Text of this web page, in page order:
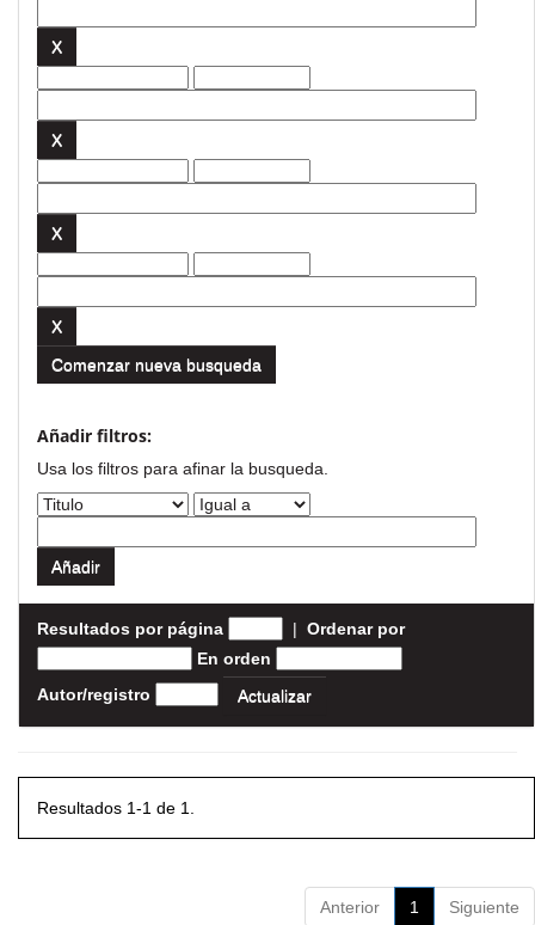
Comenzar nueva busqueda
Añadir filtros:
Usa los filtros para afinar la busqueda.
Resultados por página | Ordenar por
En orden
Autor/registro
Resultados 1-1 de 1.
Anterior 1 Siguiente